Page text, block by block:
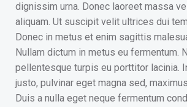
dignissim urna. Donec laoreet massa
aliquam. Ut suscipit velit ultrices dui
Donec in metus et enim sagittis
Nullam dictum in metus eu fermentum.
pellentesque turpis eu porttitor lacinia.
justo, pulvinar eget magna sed,
Duis a nulla eget neque fermentum